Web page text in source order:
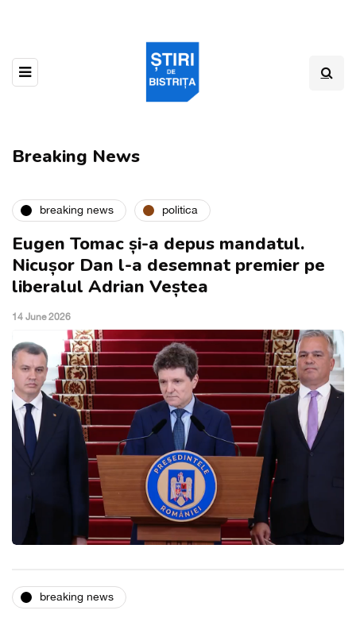
Breaking News
breaking news politica
Eugen Tomac și-a depus mandatul.
Nicușor Dan l-a desemnat premier pe
liberalul Adrian Veștea
14 June 2026
breaking news